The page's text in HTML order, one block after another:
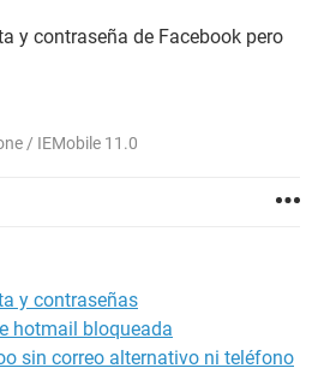
y contraseña de Facebook pero
/ IEMobile 11.0
y contraseñas
hotmail bloqueada
sin correo alternativo ni teléfono